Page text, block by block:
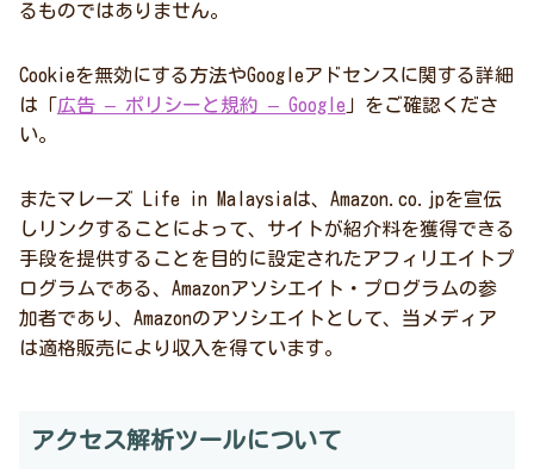
るものではありません。
Cookieを無効にする方法やGoogleアドセンスに関する詳細
は「広告 – ポリシーと規約 – Google 」をご確認くださ
い。
またマレーズ Life in Malaysiaは、Amazon.co.jpを宣伝
しリンクすることによって、サイトが紹介料を獲得できる
手段を提供することを目的に設定されたアフィリエイトプ
ログラムである、Amazonアソシエイト・プログラムの参
加者であり、Amazonのアソシエイトとして、当メディア
は適格販売により収入を得ています。
アクセス解析ツールについて